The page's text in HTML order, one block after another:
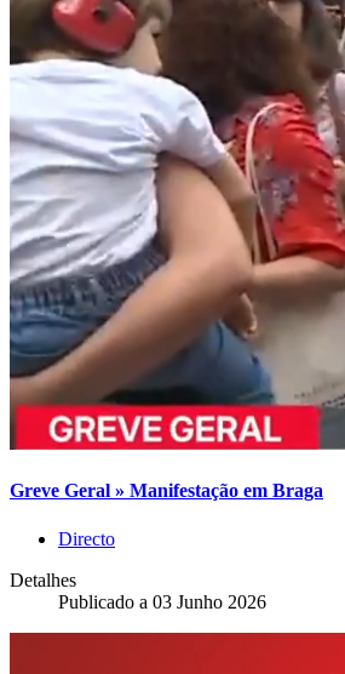
Greve Geral » Manifestação em Braga
Directo
Detalhes
Publicado a 03 Junho 2026